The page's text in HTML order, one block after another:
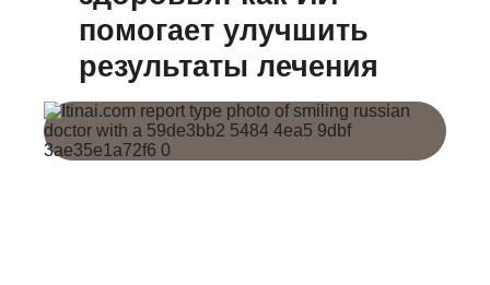
помогает улучшить
результаты лечения